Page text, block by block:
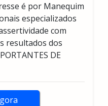
é por Manequim
especializados
com
resultados dos
DE